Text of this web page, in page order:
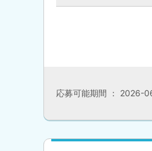
応募可能期間 ： 2026-